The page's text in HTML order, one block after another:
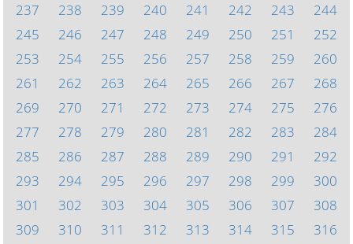
237
238 239 240 241 242 243
244
245
246 247 248 249 250 251
252
253
254 255 256 257 258 259
260
261
262 263 264 265 266 267
268
269
270 271 272 273 274 275
276
277
278 279 280 281 282 283
284
285
286 287 288 289 290 291
292
293
294 295 296 297 298 299
300
301
302 303 304 305 306 307
308
309
310 311 312 313 314 315
316